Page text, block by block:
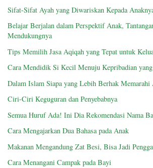
Sifat-Sifat Ayah yang Diwariskan Kepada
Belajar Berjalan dalam Perspektif Anak,
Mendukungnya
Tips Memilih Jasa Aqiqah yang Tepat untuk
Cara Mendidik Si Kecil Menuju Kepribadian
Dalam Islam Siapa yang Lebih Berhak Memarahi
Ciri-Ciri Keguguran dan Penyebabnya
Semua Huruf Ada! Ini Dia Rekomendasi Nama
Cara Mengajarkan Dua Bahasa pada Anak
Makanan Mengandung Zat Besi, Bisa Jadi
Cara Menangani Campak pada Bayi